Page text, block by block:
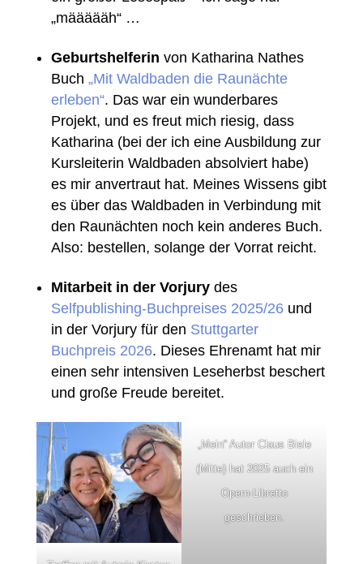
„määäääh“ …
Geburtshelferin von Katharina Nathes
Buch „Mit Waldbaden die Raunächte
erleben“. Das war ein wunderbares
Projekt, und es freut mich riesig, dass
Katharina (bei der ich eine Ausbildung zur
Kursleiterin Waldbaden absolviert habe)
es mir anvertraut hat. Meines Wissens gibt
es über das Waldbaden in Verbindung mit
den Raunächten noch kein anderes Buch.
Also: bestellen, solange der Vorrat reicht.
Mitarbeit in der Vorjury des
Selfpublishing-Buchpreises 2025/26und
in der Vorjury für den Stuttgarter
Buchpreis 2026. Dieses Ehrenamt hat mir
einen sehr intensiven Leseherbst beschert
und große Freude bereitet.
„Mein“ Autor Claus Bisle
(Mitte) hat 2025 auch ein
Opern-Libretto
geschrieben.